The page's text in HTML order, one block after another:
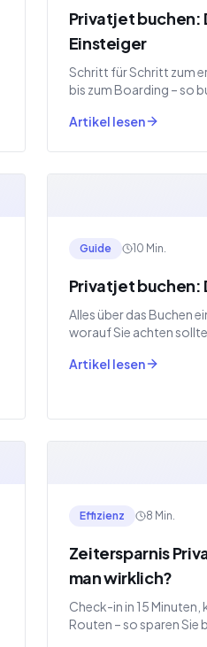
Privatjet buchen:
Einsteiger
Schritt für Schritt zum
bis zum Boarding – so
Artikel lesen
Guide 10 Min.
Privatjet buchen:
Alles über das Buchen
worauf Sie achten
Artikel lesen
Effizienz 8 Min.
Zeitersparnis
man wirklich?
Check-in in 15
Routen – so sparen Sie